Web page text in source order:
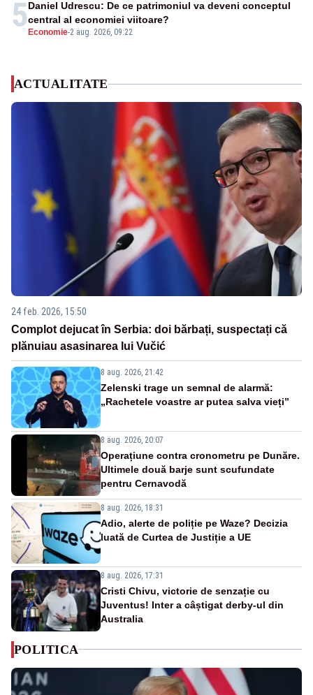
5 Economie-2 aug. 2026, 09:22
Daniel Udrescu: De ce patrimoniul va deveni conceptul
central al economiei viitoare?
ACTUALITATE
24 feb. 2026, 15:50
Complot dejucat în Serbia: doi bărbați, suspectați că
plănuiau asasinarea lui Vučić
8 aug. 2026, 21:42
Zelenski trage un semnal de alarmă:
„Rachetele voastre ar putea salva vieți”
8 aug. 2026, 20:07
Operațiune contra cronometru pe Dunăre.
Ultimele două barje sunt scufundate
pentru Cernavodă
8 aug. 2026, 18:31
Adio, alerte de poliție pe Waze? Decizia
luată de Curtea de Justiție a UE
8 aug. 2026, 17:31
Cristi Chivu, victorie de senzație cu
Juventus! Inter a câștigat derby-ul din
Australia
POLITICA